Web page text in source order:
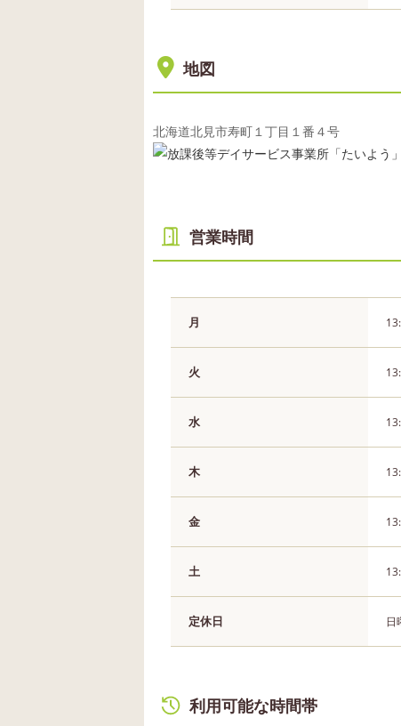
地図
北海道北見市寿町１丁目１番４号
営業時間
月
火
水
木
金
土
定休日 日
利用可能な時間帯